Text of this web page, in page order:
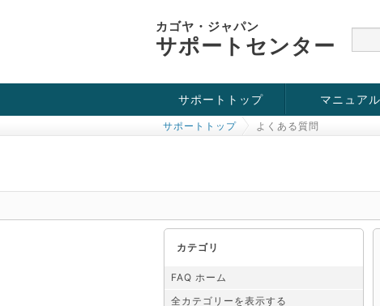
カゴヤ・ジャパン
サポートセンター
サポートトップ
お役立ち情報
チュートリアル
障害・メンテナンス情報
マニュアル
サポートトップ よくある質問
カテゴリ
FAQ ホーム
全カテゴリーを表示する